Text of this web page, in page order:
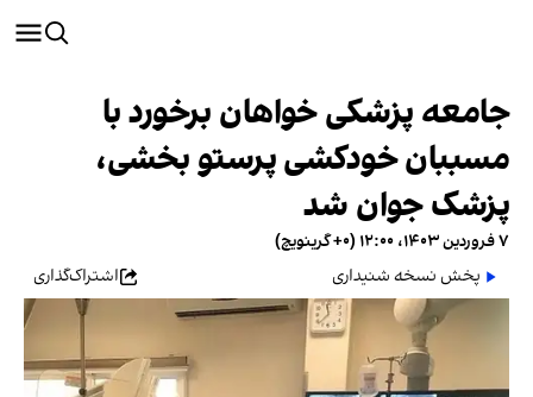
جامعه پزشکی خواهان برخورد با
مسببان خودکشی پرستو بخشی،
پزشک جوان شد
۷ فروردین ۱۴۰۳، ۱۲:۰۰ (‎+۰ گرینویچ)
پخش نسخه شنیداری
اشتراک‌گذاری